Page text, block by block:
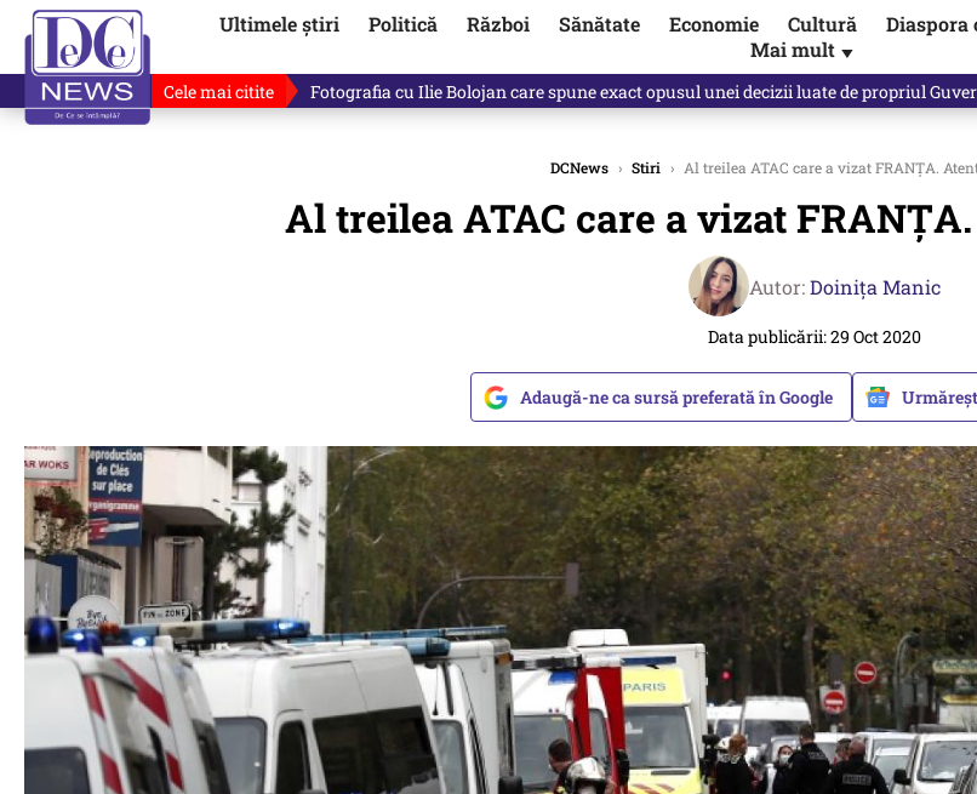
Ultimele știri Politică Război Sănătate Economie Cultură Diaspora
Mai mult ▼
Cele mai citite Lucruri neștiute despre Mihai Vîrdol, dezvăluite de o colegă. Povestea pilotului
DCNews › Stiri › Al treilea ATAC care a vizat FRANȚA.
Al treilea ATAC care a vizat
Autor:Doinița Manic
Data publicării: 29 Oct 2020
Adaugă-ne ca sursă preferată în Google